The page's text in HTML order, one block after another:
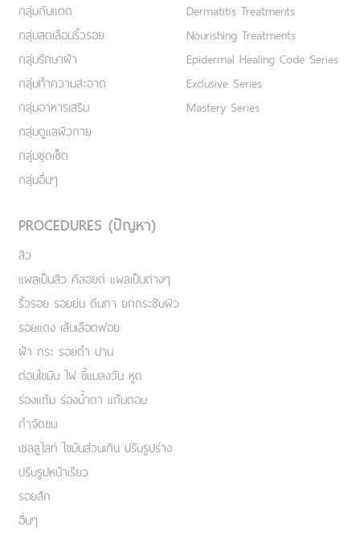
กลุ่มกันแดด
กลุ่มลดเลือนริ้วรอย
กลุ่มรักษาฝ้า
กลุ่มทำความสะอาด
กลุ่มอาหารเสริม
กลุ่มดูแลผิวกาย
กลุ่มชุดเซ็ต
กลุ่มอื่นๆ
Dermatitis Treatments
Nourishing Treatments
Epidermal Healing Code Series
Exclusive Series
Mastery Series
PROCEDURES (ปัญหา)
สิว
แผลเป็นสิว คีลอยด์ แผลเป็นต่างๆ
ริ้วรอย รอยย่น ตีนกา ยกกระชับผิว
รอยแดง เส้นเลือดฟอย
ฝ้า กระ รอยดำ ปาน
ต่อมไขมัน ไฝ ขี้แมลงวัน หูด
ร่องแก้ม ร่องน้ำตา แก้มตอบ
กำจัดขน
เชลลูไลท์ ไขมันส่วนเกิน ปรับรูปร่าง
ปรับรูปหน้าเรียว
รอยสัก
อื่นๆ